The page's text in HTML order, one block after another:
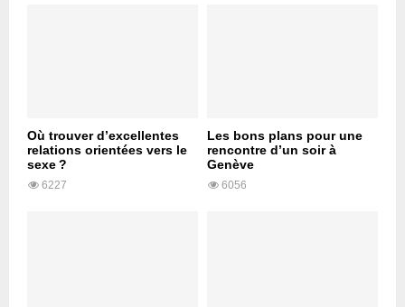
Où trouver d’excellentes
relations orientées vers le
sexe ?
6227
Les bons plans pour une
rencontre d’un soir à
Genève
6056